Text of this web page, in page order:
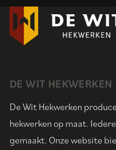
DE WIT HEKWERKEN
De Wit Hekwerken
hekwerken op maat.
gemaakt. Onze website